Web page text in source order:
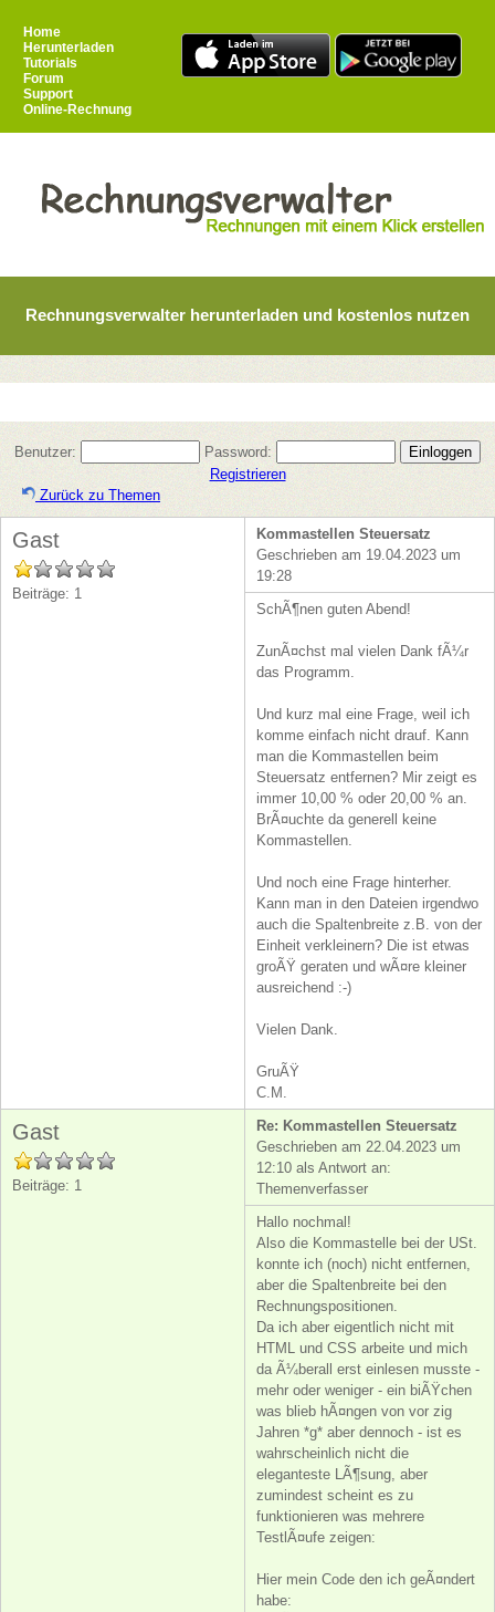
Home
Herunterladen
Tutorials
Forum
Support
Online-Rechnung
Rechnungsverwalter herunterladen und kostenlos nutzen
Benutzer:
Password:
Registrieren
Zurück zu Themen
Gast
Beiträge: 1
Kommastellen Steuersatz
Geschrieben am 19.04.2023 um
19:28
SchÃ¶nen guten Abend!
ZunÃ¤chst mal vielen Dank fÃ¼r
das Programm.
Und kurz mal eine Frage, weil ich
komme einfach nicht drauf. Kann
man die Kommastellen beim
Steuersatz entfernen? Mir zeigt es
immer 10,00 % oder 20,00 % an.
BrÃ¤uchte da generell keine
Kommastellen.
Und noch eine Frage hinterher.
Kann man in den Dateien irgendwo
auch die Spaltenbreite z.B. von der
Einheit verkleinern? Die ist etwas
groÃŸ geraten und wÃ¤re kleiner
ausreichend :-)
Vielen Dank.
GruÃŸ
C.M.
Gast
Beiträge: 1
Re: Kommastellen Steuersatz
Geschrieben am 22.04.2023 um
12:10 als Antwort an:
Themenverfasser
Hallo nochmal!
Also die Kommastelle bei der USt.
konnte ich (noch) nicht entfernen,
aber die Spaltenbreite bei den
Rechnungspositionen.
Da ich aber eigentlich nicht mit
HTML und CSS arbeite und mich
da Ã¼berall erst einlesen musste -
mehr oder weniger - ein biÃŸchen
was blieb hÃ¤ngen von vor zig
Jahren *g* aber dennoch - ist es
wahrscheinlich nicht die
eleganteste LÃ¶sung, aber
zumindest scheint es zu
funktionieren was mehrere
TestlÃ¤ufe zeigen:
Hier mein Code den ich geÃ¤ndert
habe: